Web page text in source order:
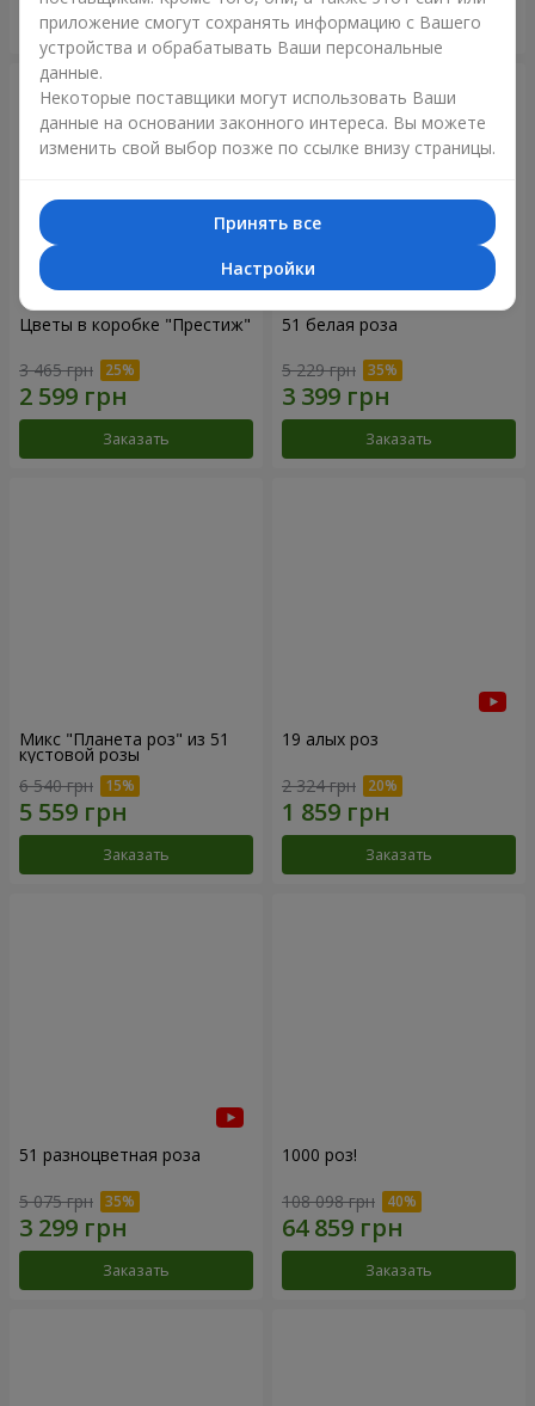
Заказать Заказать
Цветы в коробке "Престиж"
3 465 грн
Заказать
51 белая роза
5 229 грн
Заказать
Микс "Планета роз" из 51
кустовой розы
6 540 грн
Заказать
19 алых роз
2 324 грн
Заказать
51 разноцветная роза
5 075 грн
Заказать
1000 роз!
108 098 грн
Заказать
приложение смогут сохранять информацию с Вашего
устройства и обрабатывать Ваши персональные
данные.
Некоторые поставщики могут использовать Ваши
данные на основании законного интереса. Вы можете
изменить свой выбор позже по ссылке внизу страницы.
Принять все
Настройки